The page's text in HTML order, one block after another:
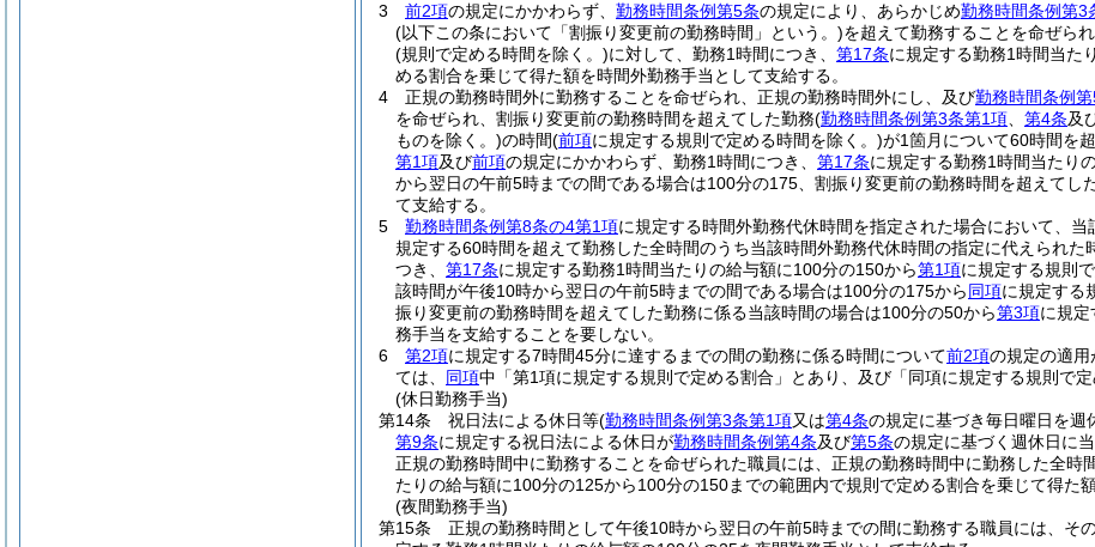
3
前2項の規定にかかわらず、 勤務時間条例第5条の規定により、あらかじめ勤務時間条例第3
(以下この条において「割振り変更前の勤務時間」という。)を超えて勤務することを命ぜら
(規則で定める時間を除く。)に対して、勤務1時間につき、 第17条に規定する勤務1時間当た
める割合を乗じて得た額を時間外勤務手当として支給する。
4
正規の勤務時間外に勤務することを命ぜられ、正規の勤務時間外にし、及び勤務時間条例
を命ぜられ、割振り変更前の勤務時間を超えてした勤務(勤務時間条例第3条第1項 第4条及
ものを除く。)の時間(前項に規定する規則で定める時間を除く。)が1箇月について60時間を
第1項及び前項の規定にかかわらず、勤務1時間につき、 第17条に規定する勤務1時間当たり
から翌日の午前5時までの間である場合は100分の175、割振り変更前の勤務時間を超えてし
て支給する。
5
勤務時間条例第8条の4第1項に規定する時間外勤務代休時間を指定された場合において、
規定する60時間を超えて勤務した全時間のうち当該時間外勤務代休時間の指定に代えられ
つき、 第17条に規定する勤務1時間当たりの給与額に100分の150から第1項に規定する規則
該時間が午後10時から翌日の午前5時までの間である場合は100分の175から同項に規定する
振り変更前の勤務時間を超えてした勤務に係る当該時間の場合は100分の50から第3項に規定
務手当を支給することを要しない。
6
第2項に規定する7時間45分に達するまでの間の勤務に係る時間について前2項の規定の適
ては、 同項中「第1項に規定する規則で定める割合」とあり、及び「同項に規定する規則で
(休日勤務手当)
第14条
祝日法による休日等(勤務時間条例第3条第1項又は第4条の規定に基づき毎日曜日を週
第9条に規定する祝日法による休日が勤務時間条例第4条及び第5条の規定に基づく週休日に
正規の勤務時間中に勤務することを命ぜられた職員には、正規の勤務時間中に勤務した全時
たりの給与額に100分の125から100分の150までの範囲内で規則で定める割合を乗じて得た
(夜間勤務手当)
第15条
正規の勤務時間として午後10時から翌日の午前5時までの間に勤務する職員には、そ